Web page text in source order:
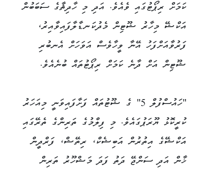
ކަމަށް ރިޕޯޓުގައި ވެއެވެ. އަދި މި ހާދިޘާގެ ސަބަބުން
އަކްޝޭ މިހާރު ޝޫޓިން މެދުކަނޑާލާފައިވާއިރު،
ފަރުވާއަށްފަހު އޭނާ ވީހާވެސް އަވަހަށް އެނބުރި
ޝޫޓިން އަށް ދާނެ ކަމަށް ރިޕޯޓުތައް ބުނެއެވެ.
"ހައުސްފުލް 5" ގެ ޝޫޓުތައް ފަށާފައިވަނީ މިއަހަރު
ކުރީކޮޅު ޔޫރަޕުގައެވެ. މި ފިލްމުގެ ތަރިންގެ ތެރޭގައި
އަކްޝޭގެ އިތުރުން އަބިޝެކް، ރިތޭޝް، ފަރްދީން
ޚާން އަދި ސަންޖޭ ދަތު ފަދަ މަޝްހޫރު ތަރިން